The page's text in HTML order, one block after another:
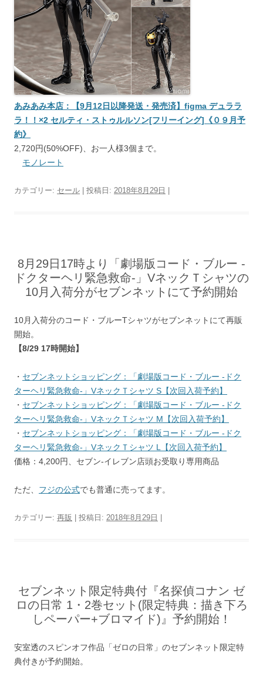
あみあみ本店：【9月12日以降発送・発売済】figma デュララ
ラ！！×2 セルティ・ストゥルルソン[フリーイング]《０９月予
約》
2,720円(50%OFF)、お一人様3個まで。
モノレート
カテゴリー: セール | 投稿日: 2018年8月29日
8月29日17時より「劇場版コード・ブルー -
ドクターヘリ緊急救命-」VネックＴシャツの
10月入荷分がセブンネットにて予約開始
10月入荷分のコード・ブルーTシャツがセブンネットにて再販
開始。
【8/29 17時開始】
・ セブンネットショッピング：「劇場版コード・ブルー -ドク
ターヘリ緊急救命-」VネックＴシャツ S【次回入荷予約】
・ セブンネットショッピング：「劇場版コード・ブルー -ドク
ターヘリ緊急救命-」VネックＴシャツ M【次回入荷予約】
・ セブンネットショッピング：「劇場版コード・ブルー -ドク
ターヘリ緊急救命-」VネックＴシャツ L【次回入荷予約】
価格：4,200円、セブン-イレブン店頭お受取り専用商品
ただ、 フジの公式でも普通に売ってます。
カテゴリー: 再販 | 投稿日: 2018年8月29日
セブンネット限定特典付『名探偵コナン ゼ
ロの日常 1・2巻セット(限定特典：描き下ろ
しペーパー+ブロマイド)』予約開始！
安室透のスピンオフ作品「ゼロの日常」のセブンネット限定特
典付きが予約開始。